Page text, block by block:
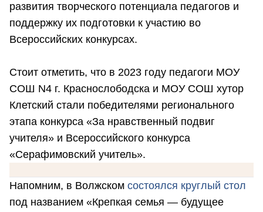
развития творческого потенциала педагогов и
поддержку их подготовки к участию во
Всероссийских конкурсах.
Стоит отметить, что в 2023 году педагоги МОУ
СОШ N4 г. Краснослободска и МОУ СОШ хутор
Клетский стали победителями регионального
этапа конкурса «За нравственный подвиг
учителя» и Всероссийского конкурса
«Серафимовский учитель».
Напомним, в Волжском состоялся круглый стол
под названием «Крепкая семья — будущее